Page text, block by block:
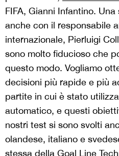
FIFA, Gianni Infantino.
anche con il responsabile
internazionale, Pierluigi
sono molto fiducioso che
questo modo. Vogliamo
decisioni più rapide e più
partite in cui è stato
automatico, e questi
nostri test si sono svolti
olandese, italiano e
stessa della Goal Line